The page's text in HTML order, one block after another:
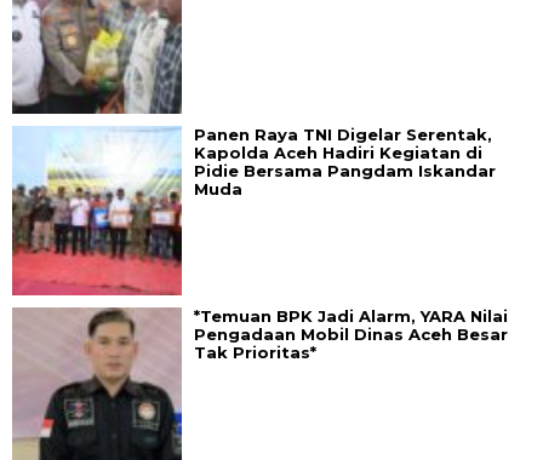
Panen Raya TNI Digelar Serentak,
Kapolda Aceh Hadiri Kegiatan di
Pidie Bersama Pangdam Iskandar
Muda
*Temuan BPK Jadi Alarm, YARA Nilai
Pengadaan Mobil Dinas Aceh Besar
Tak Prioritas*